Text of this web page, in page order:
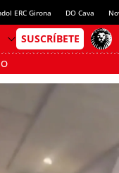
ERC Girona DO Cava